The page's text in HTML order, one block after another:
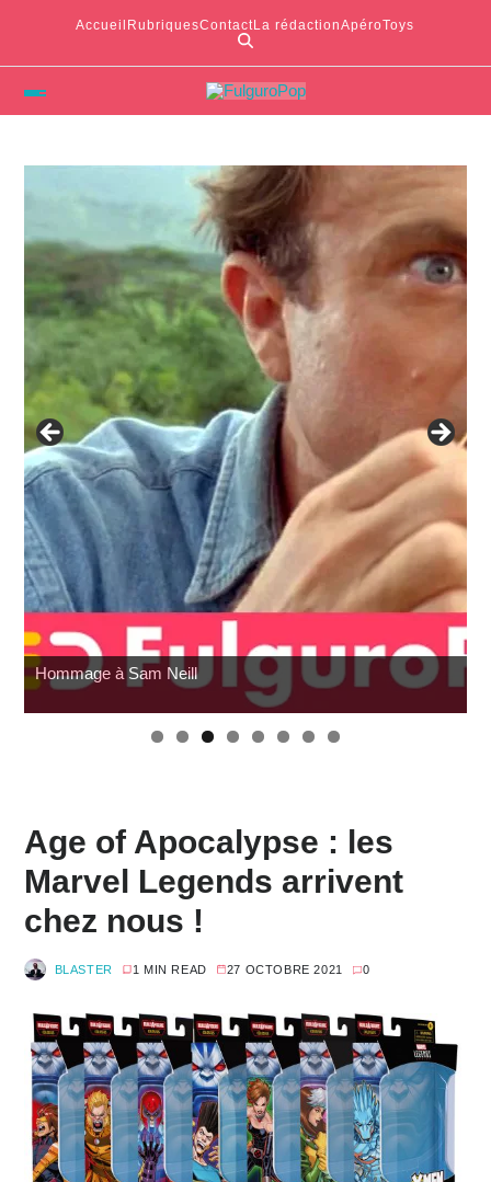
Accueil RubriquesContactLa rédactionApéroToys
Hommage à Sam Neill
Age of Apocalypse : les
Marvel Legends arrivent
chez nous !
BLASTER 1 MIN READ 27 OCTOBRE 2021 0